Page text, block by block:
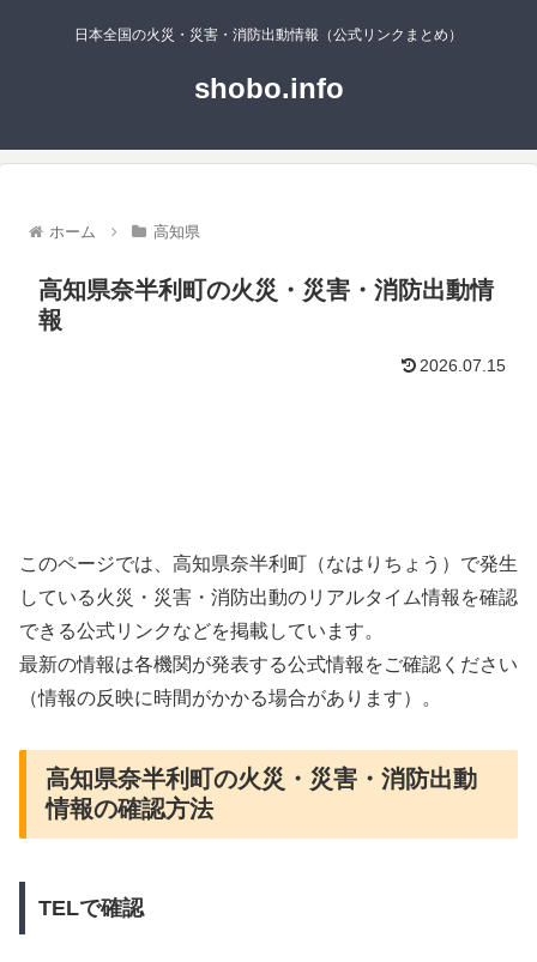
日本全国の火災・災害・消防出動情報（公式リンクまとめ）
shobo.info
ホーム 高知県
高知県奈半利町の火災・災害・消防出動情
報
2026.07.15
このページでは、高知県奈半利町（なはりちょう）で発生
している火災・災害・消防出動のリアルタイム情報を確認
できる公式リンクなどを掲載しています。
最新の情報は各機関が発表する公式情報をご確認ください
（情報の反映に時間がかかる場合があります）。
高知県奈半利町の火災・災害・消防出動
情報の確認方法
TELで確認